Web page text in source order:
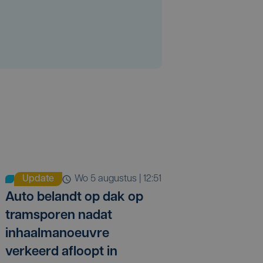
Update wo 5 augustus | 12:51
Auto belandt op dak op
tramsporen nadat
inhaalmanoeuvre
verkeerd afloopt in